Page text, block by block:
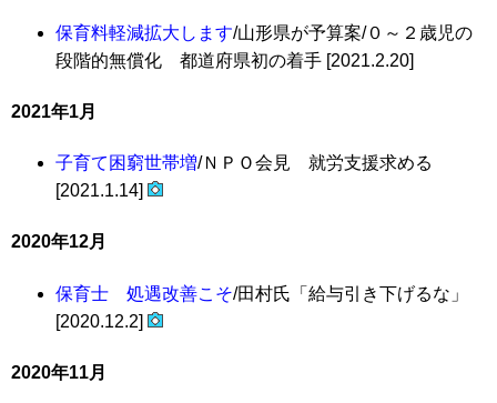
保育料軽減拡大します/山形県が予算案/０～２歳児の
段階的無償化 都道府県初の着手 [2021.2.20]
2021年1月
子育て困窮世帯増/ＮＰＯ会見 就労支援求める
[2021.1.14]
2020年12月
保育士 処遇改善こそ/田村氏「給与引き下げるな」
[2020.12.2]
2020年11月